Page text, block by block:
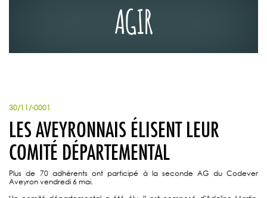
AGIR
30/11/-0001
LES AVEYRONNAIS ÉLISENT LEUR
COMITÉ DÉPARTEMENTAL
Plus de 70 adhérents ont participé à la seconde AG du Codever
Aveyron vendredi 6 mai.